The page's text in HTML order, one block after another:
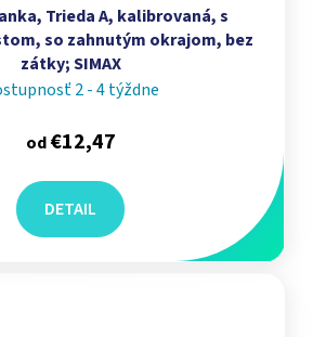
Trieda A, kalibrovaná, s
so zahnutým okrajom, bez
zátky; SIMAX
2 - 4 týždne
od€12,47
DETAIL